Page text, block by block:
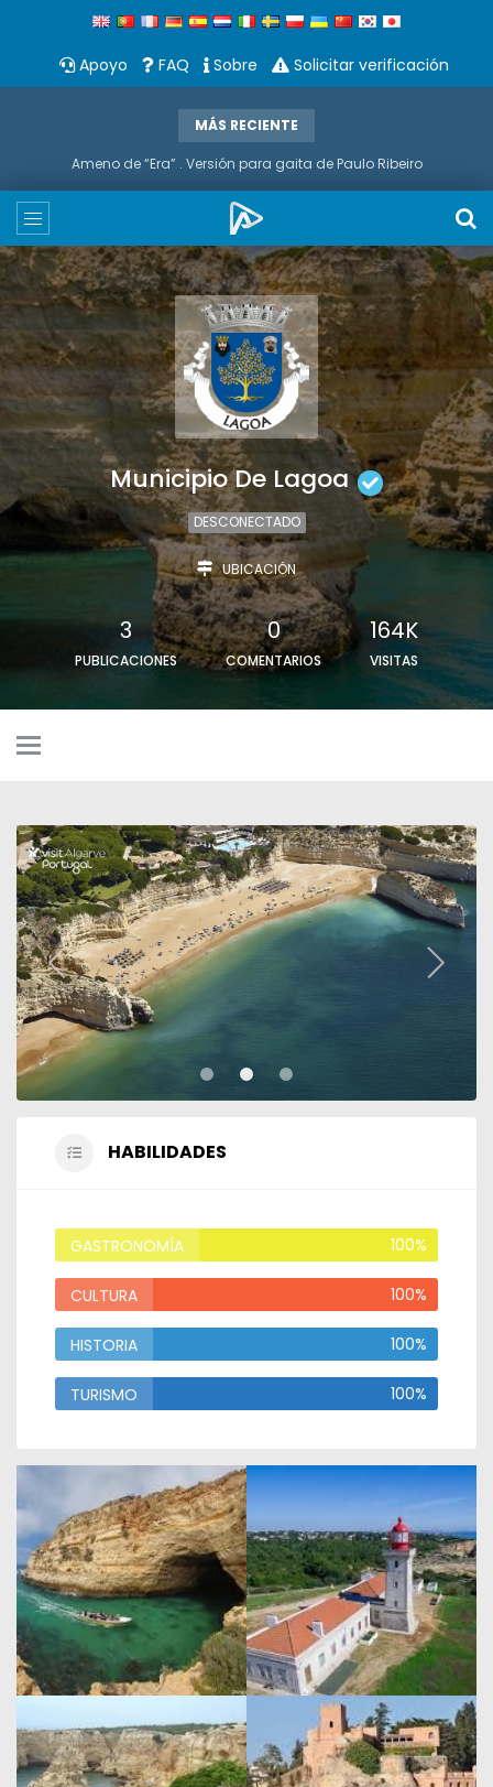
Apoyo FAQ Sobre Solicitar verificación
MÁS RECIENTE
Ameno de “Era” . Versión para gaita de Paulo Ribeiro
Municipio De Lagoa
DESCONECTADO
UBICACIÓN
3
PUBLICACIONES
0
COMENTARIOS
164K
VISITAS
HABILIDADES
GASTRONOMÍA 100%
CULTURA 100%
HISTORIA 100%
TURISMO 100%